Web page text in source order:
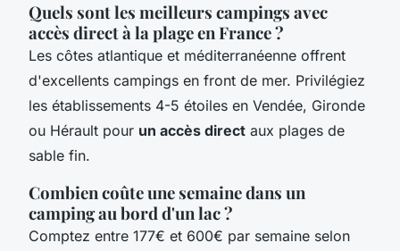
Quels sont les meilleurs campings avec
accès direct à la plage en France ?
Les côtes atlantique et méditerranéenne offrent
d'excellents campings en front de mer. Privilégiez
les établissements 4-5 étoiles en Vendée, Gironde
ou Hérault pour un accès direct aux plages de
sable fin.
Combien coûte une semaine dans un
camping au bord d'un lac ?
Comptez entre 177€ et 600€ par semaine selon